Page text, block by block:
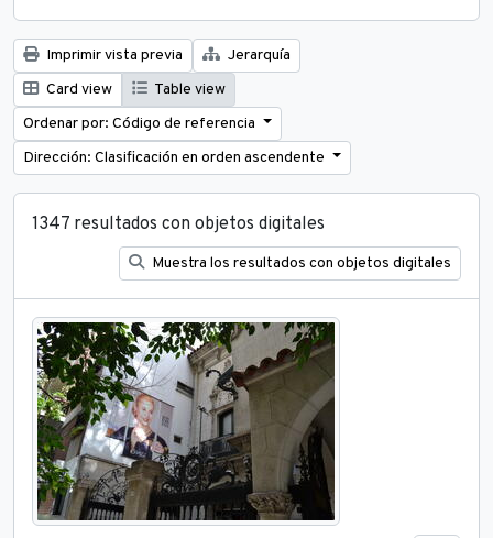
Imprimir vista previa
Jerarquía
Card view
Table view
Ordenar por: Código de referencia
Dirección: Clasificación en orden ascendente
1347 resultados con objetos digitales
Muestra los resultados con objetos digitales